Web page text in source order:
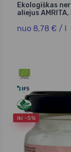
Ekologiškas
aliejus AMRITA,
nuo 8,78 € / l
iki -5%